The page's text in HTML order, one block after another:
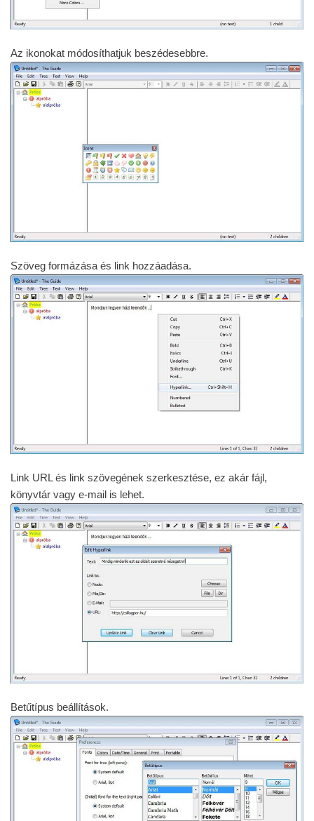
Az ikonokat módosíthatjuk beszédesebbre.
Szöveg formázása és link hozzáadása.
Link URL és link szövegének szerkesztése, ez akár fájl,
könyvtár vagy e-mail is lehet.
Betűtípus beállítások.